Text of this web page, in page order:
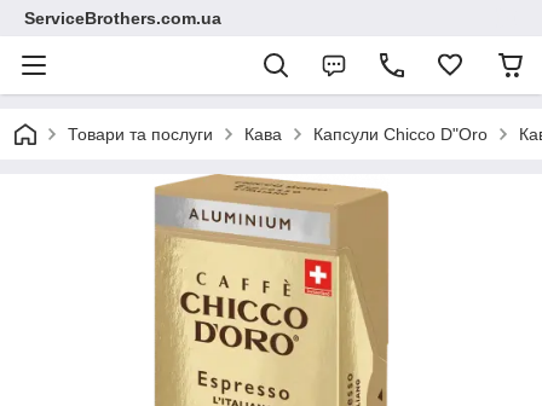
ServiceBrothers.com.ua
Товари та послуги Кава Капсули Chicco D"Oro